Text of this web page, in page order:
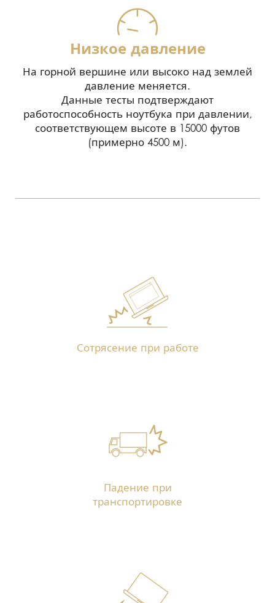
Низкое давление
На горной вершине или высоко над землей
давление меняется.
Данные тесты подтверждают
работоспособность ноутбука при давлении,
соответствующем высоте в 15000 футов
(примерно 4500 м).
Сотрясение при работе
Падение при
транспортировке